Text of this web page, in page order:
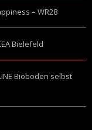
– WR28
Bielefeld
Bioboden selbst